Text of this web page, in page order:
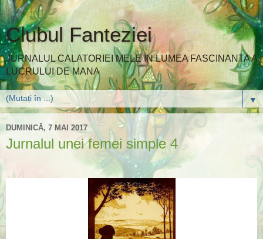
Clubul Fanteziei
JURNALUL CALATORIEI MELE IN LUMEA FASCINANTA A
LUCRULUI DE MANA
▼
DUMINICĂ, 7 MAI 2017
Jurnalul unei femei simple 4